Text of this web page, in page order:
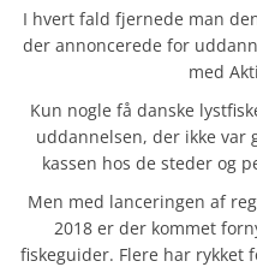
I hvert fald fjernede man
der annoncerede for
med
Kun nogle få danske
uddannelsen, der ikke var
kassen hos de steder og
Men med lanceringen af
2018 er der kommet
fiskeguider. Flere har rykket